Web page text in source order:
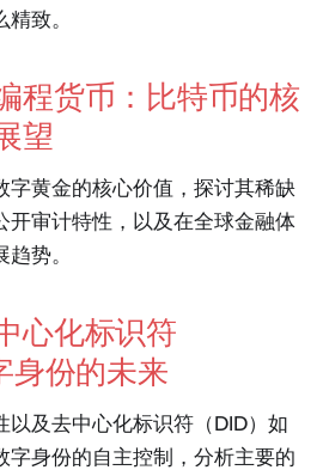
致。
程货币：比特币的核
望
字黄金的核心价值，探讨其稀缺
开审计特性，以及在全球金融体
势。
心化标识符
身份的未来
以及去中心化标识符（DID）如
字身份的自主控制，分析主要的